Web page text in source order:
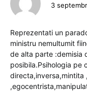
3
Reprezentati un
ministru nemultumit
de alta parte :demisia
posibila.Psihologia pe
directa,inversa,mintita